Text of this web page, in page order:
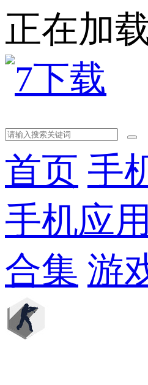
正在加
首页 手
手机应用
合集 游